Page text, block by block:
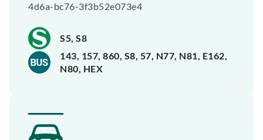
4d6a-bc76-3f3b52e073e4
S5, S8
143, 157, 860, S8, 57, N77, N81, E162,
N80, HEX